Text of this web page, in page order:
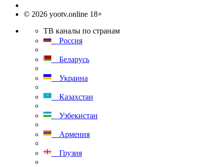
© 2026 yootv.online 18+
ТВ каналы по странам
Россия
Беларусь
Украина
Казахстан
Узбекистан
Армения
Грузия